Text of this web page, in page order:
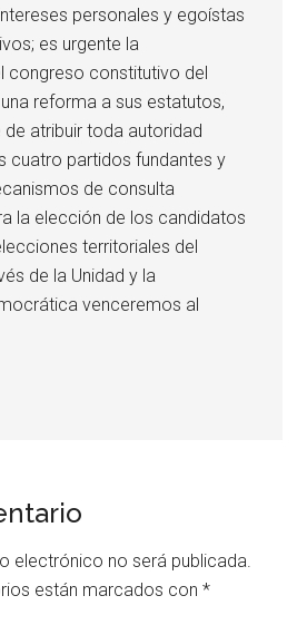
personales y egoístas
es urgente la
congreso constitutivo del
reforma a sus estatutos,
de atribuir toda autoridad
cuatro partidos fundantes y
de consulta
la elección de los candidatos
territoriales del
de la Unidad y la
venceremos al
electrónico no será publicada.
están marcados con*